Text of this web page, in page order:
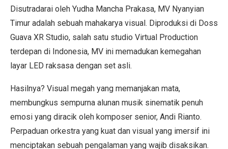
Disutradarai oleh Yudha Mancha Prakasa, MV Nyanyian
Timur adalah sebuah mahakarya visual. Diproduksi di Doss
Guava XR Studio, salah satu studio Virtual Production
terdepan di Indonesia, MV ini memadukan kemegahan
layar LED raksasa dengan set asli.
Hasilnya? Visual megah yang memanjakan mata,
membungkus sempurna alunan musik sinematik penuh
emosi yang diracik oleh komposer senior, Andi Rianto.
Perpaduan orkestra yang kuat dan visual yang imersif ini
menciptakan sebuah pengalaman yang wajib disaksikan.